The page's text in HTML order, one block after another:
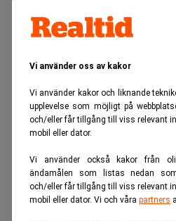
Vi använder oss av kakor
Vi använder kakor och liknande
upplevelse som möjligt på
och/eller får tillgång till viss relevant
mobil eller dator.
Vi använder också kakor från
ändamålen som listas nedan
och/eller får tillgång till viss relevant
mobil eller dator. Vi och våra partners
klicka på länken i mejlets sidfot.
Så här
De senaste
kostnadsfritt